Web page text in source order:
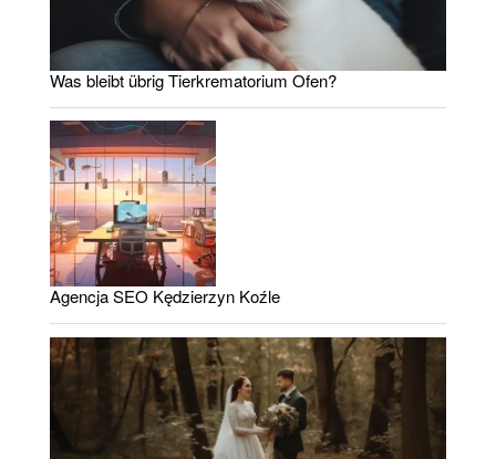
Was bleibt übrig Tierkrematorium Ofen?
Agencja SEO Kędzierzyn Koźle